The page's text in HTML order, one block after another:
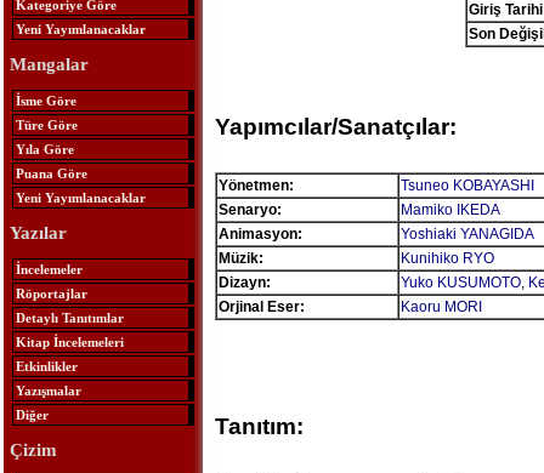
Kategoriye Göre
Yeni Yayımlanacaklar
Mangalar
İsme Göre
Türe Göre
Yıla Göre
Puana Göre
Yeni Yayımlanacaklar
Yazılar
İncelemeler
Röportajlar
Detaylı Tanıtımlar
Kitap İncelemeleri
Etkinlikler
Yazışmalar
Diğer
Çizim
Giriş
Son
Yapımcılar/Sanatçılar:
Yönetmen:
Tsuneo KOBAYASHI
Senaryo:
Mamiko IKEDA
Animasyon:
Yoshiaki YANAGIDA
Müzik:
Kunihiko RYO
Dizayn:
Yuko KUSUMOTO,
Orjinal Eser:
Kaoru MORI
Tanıtım: